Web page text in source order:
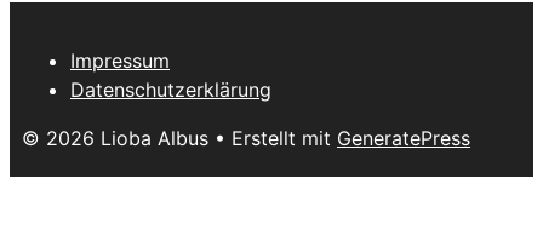
Impressum
Datenschutzerklärung
© 2026 Lioba Albus • Erstellt mit GeneratePress